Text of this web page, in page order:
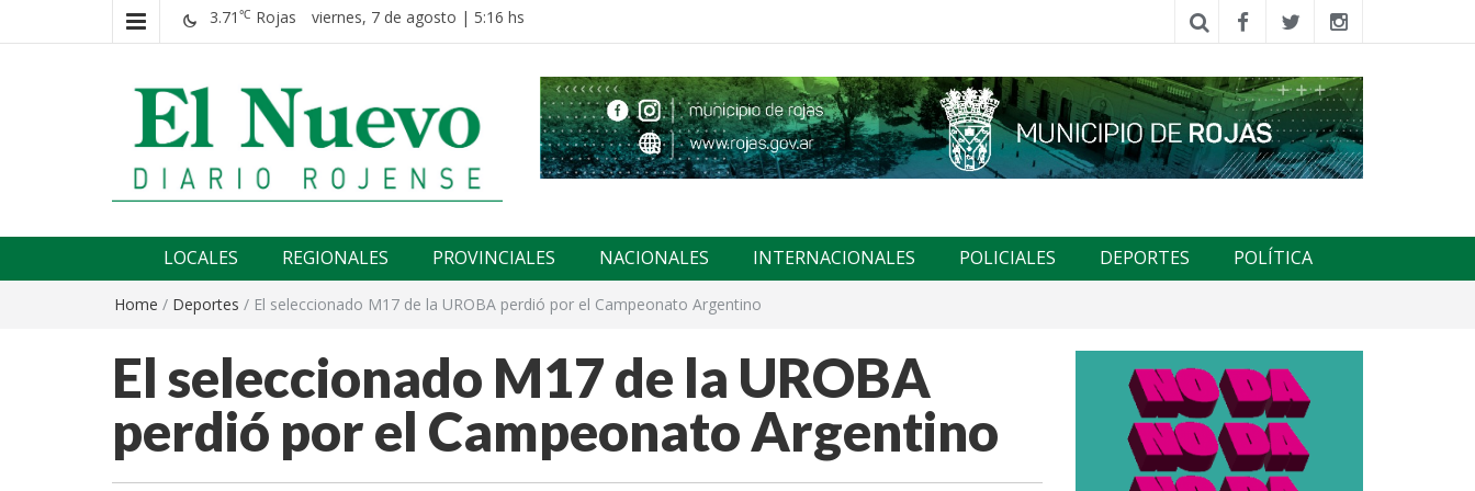
3.71 ℃ Rojas viernes, 7 de agosto | 5:16 hs
El nuevo rojense
LOCALES REGIONALES PROVINCIALES NACIONALES INTERNACIONALES POLICIALES DEPORTES POLÍTICA
Home / Deportes / El seleccionado M17 de la UROBA perdió por el Campeonato Argentino
El seleccionado M17 de la UROBA
perdió por el Campeonato Argentino